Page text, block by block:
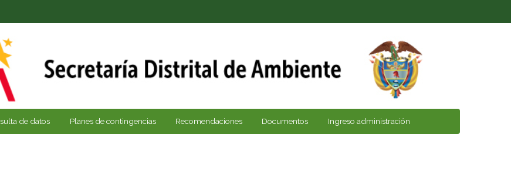
de datos Planes de contingencias Recomendaciones Documentos Ingreso administración